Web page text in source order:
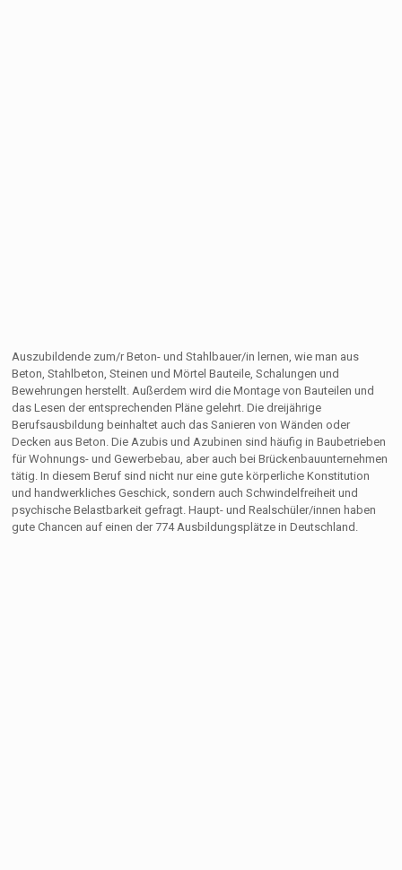
Auszubildende zum/r Beton- und Stahlbauer/in lernen, wie man aus
Beton, Stahlbeton, Steinen und Mörtel Bauteile, Schalungen und
Bewehrungen herstellt. Außerdem wird die Montage von Bauteilen und
das Lesen der entsprechenden Pläne gelehrt. Die dreijährige
Berufsausbildung beinhaltet auch das Sanieren von Wänden oder
Decken aus Beton. Die Azubis und Azubinen sind häufig in Baubetrieben
für Wohnungs- und Gewerbebau, aber auch bei Brückenbauunternehmen
tätig. In diesem Beruf sind nicht nur eine gute körperliche Konstitution
und handwerkliches Geschick, sondern auch Schwindelfreiheit und
psychische Belastbarkeit gefragt. Haupt- und Realschüler/innen haben
gute Chancen auf einen der 774 Ausbildungsplätze in Deutschland.